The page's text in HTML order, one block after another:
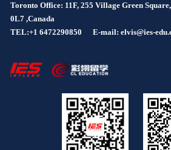
Toronto Office: 11F, 255 Village Green
0L7 ,Canada
TEL:+1 6472290850 E-mail: elvis@ies-